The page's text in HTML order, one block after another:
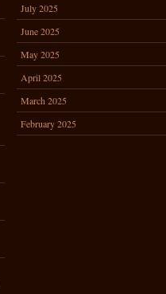
July 2025
June 2025
May 2025
April 2025
March 2025
February 2025